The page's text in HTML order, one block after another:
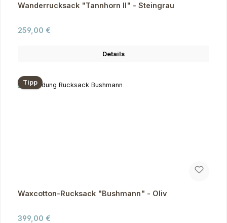
Wanderrucksack "Tannhorn II" - Steingrau
Regulärer Preis:
259,00 €
Details
Tipp
Waxcotton-Rucksack "Bushmann" - Oliv
Regulärer Preis:
399,00 €